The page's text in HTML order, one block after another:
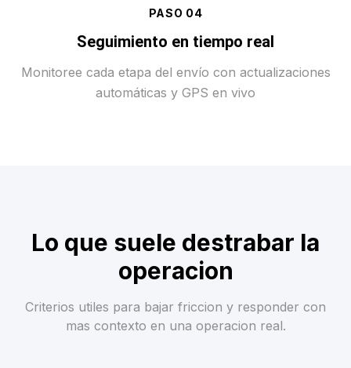
PASO 04
Seguimiento en tiempo real
Monitoree cada etapa del envío con actualizaciones
automáticas y GPS en vivo
Lo que suele destrabar la
operacion
Criterios utiles para bajar friccion y responder con
mas contexto en una operacion real.